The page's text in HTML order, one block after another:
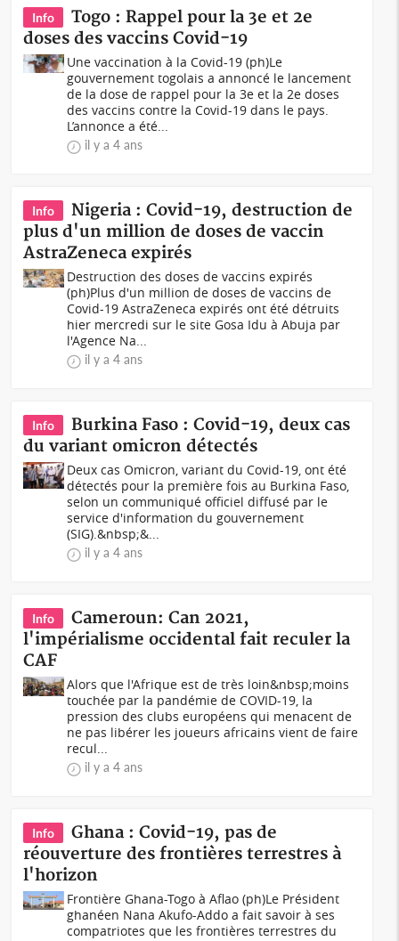
Info
Togo : Rappel pour la 3e et 2e
doses des vaccins Covid-19
Une vaccination à la Covid-19 (ph)Le
gouvernement togolais a annoncé le lancement
de la dose de rappel pour la 3e et la 2e doses
des vaccins contre la Covid-19 dans le pays.
L’annonce a été...
il y a 4 ans
Info
Nigeria : Covid-19, destruction de
plus d'un million de doses de vaccin
AstraZeneca expirés
Destruction des doses de vaccins expirés
(ph)Plus d'un million de doses de vaccins de
Covid-19 AstraZeneca expirés ont été détruits
hier mercredi sur le site Gosa Idu à Abuja par
l'Agence Na...
il y a 4 ans
Info
Burkina Faso : Covid-19, deux cas
du variant omicron détectés
Deux cas Omicron, variant du Covid-19, ont été
détectés pour la première fois au Burkina Faso,
selon un communiqué officiel diffusé par le
service d'information du gouvernement
(SIG).&nbsp;&...
il y a 4 ans
Info
Cameroun: Can 2021,
l'impérialisme occidental fait reculer la
CAF
Alors que l'Afrique est de très loin&nbsp;moins
touchée par la pandémie de COVID-19, la
pression des clubs européens qui menacent de
ne pas libérer les joueurs africains vient de faire
recul...
il y a 4 ans
Info
Ghana : Covid-19, pas de
réouverture des frontières terrestres à
l'horizon
Frontière Ghana-Togo à Aflao (ph)Le Président
ghanéen Nana Akufo-Addo a fait savoir à ses
compatriotes que les frontières terrestres du